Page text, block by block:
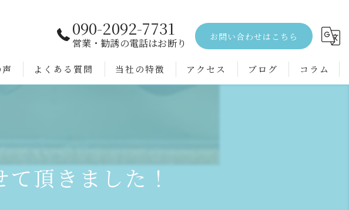
090-2092-7731
営業・勧誘の電話はお断り
お問い合わせはこちら
よくある質問 当社の特徴
空室
アクセス ブログ コラム
頂きました！